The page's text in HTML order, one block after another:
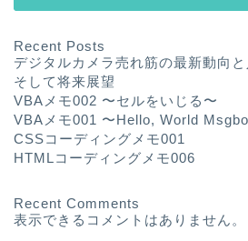
Recent Posts
デジタルカメラ売れ筋の最新動向と
そして将来展望
VBAメモ002 〜セルをいじる〜
VBAメモ001 〜Hello, World
CSSコーディングメモ001
HTMLコーディングメモ006
Recent Comments
表示できるコメントはありません。